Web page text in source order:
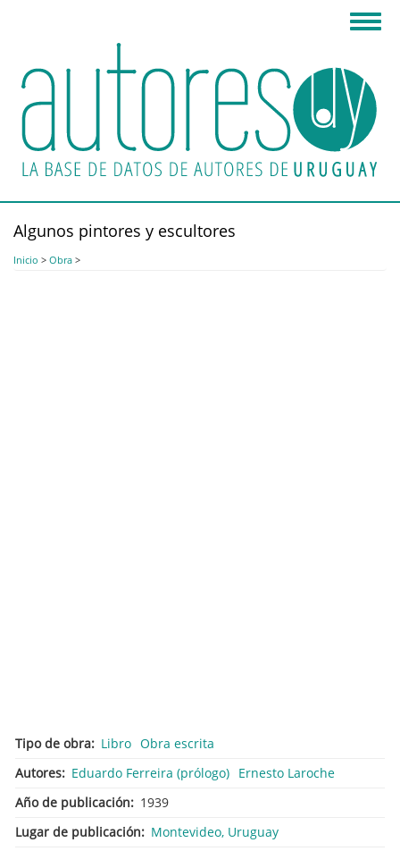
principal
Algunos pintores y escultores
Inicio > Obra >
Tipo de obra Libro Obra escrita
Autores
Eduardo Ferreira (prólogo) Ernesto Laroche
Año de publicación
1939
Lugar de publicación
Montevideo, Uruguay